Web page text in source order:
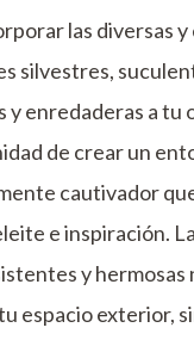
las diversas
silvestres,
y enredaderas a tu
de crear un
cautivador
e inspiración.
y hermosas
espacio exterior,